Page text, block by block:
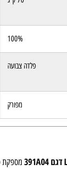
100%
פלדה צבועה
מפורק
מספקת